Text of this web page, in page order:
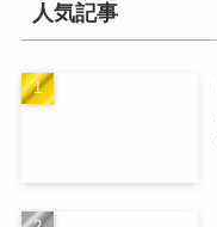
人気記事